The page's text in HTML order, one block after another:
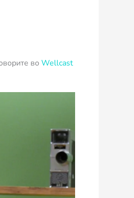
воWellcast